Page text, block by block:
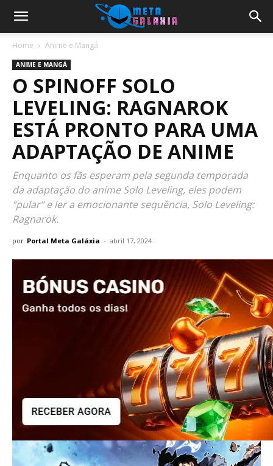
Home Anime e Mangá
ANIME E MANGÁ
O SPINOFF SOLO
LEVELING: RAGNAROK
ESTÁ PRONTO PARA UMA
ADAPTAÇÃO DE ANIME
Enquanto os fãs esperam pela segunda temporada
da adaptação do anime Solo Leveling, eles podem
“pular” e ler a emocionante sequência, Solo Leveling:
Ragnarok.
por Portal Meta Galáxia - abril 17, 2024